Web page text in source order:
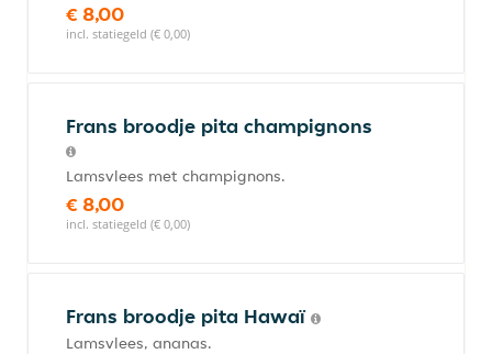
€ 8,00
incl. statiegeld (€ 0,00)
Frans broodje pita champignons
Lamsvlees met champignons.
€ 8,00
incl. statiegeld (€ 0,00)
Frans broodje pita Hawaï
Lamsvlees, ananas.